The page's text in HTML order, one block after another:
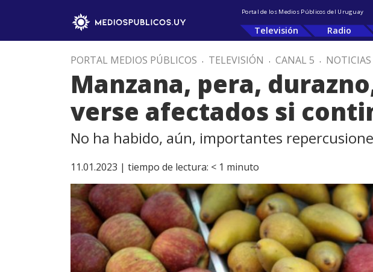
Portal de los Medios Públicos del Uruguay
Televisión Radio
PORTAL MEDIOS PÚBLICOS . TELEVISIÓN . CANAL 5 . NOTICIAS
Manzana, pera,
verse afectados si
No ha habido, aún, importantes
11.01.2023 | tiempo de lectura: < 1 minuto